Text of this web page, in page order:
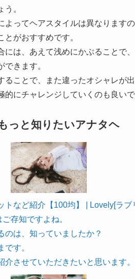
。
ってヘアスタイルは異なります
がおすすめです。
は、あえて浅めにかぶることで
きます。
ことで、また違ったオシャレが
にチャレンジしていくのも良いで
っと知りたいアナタヘ
など紹介【100均】 | Lovely[ラブ
存知ですよね。
のは、知っていましたか？
す。
させていただきたいと思います。